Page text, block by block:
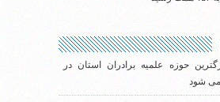
حوزه علمیه برادران استان در
می شود